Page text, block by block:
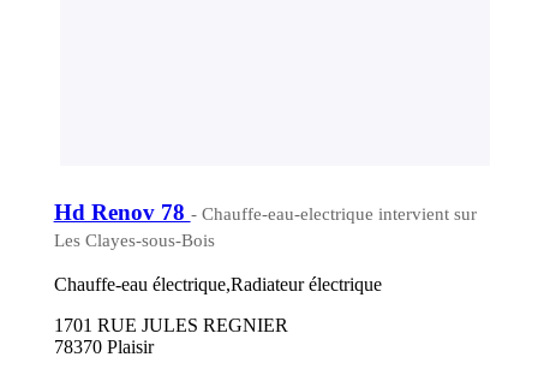
Hd Renov 78 - Chauffe-eau-electrique intervient sur
Les Clayes-sous-Bois
Chauffe-eau électrique,Radiateur électrique
1701 RUE JULES REGNIER
78370 Plaisir